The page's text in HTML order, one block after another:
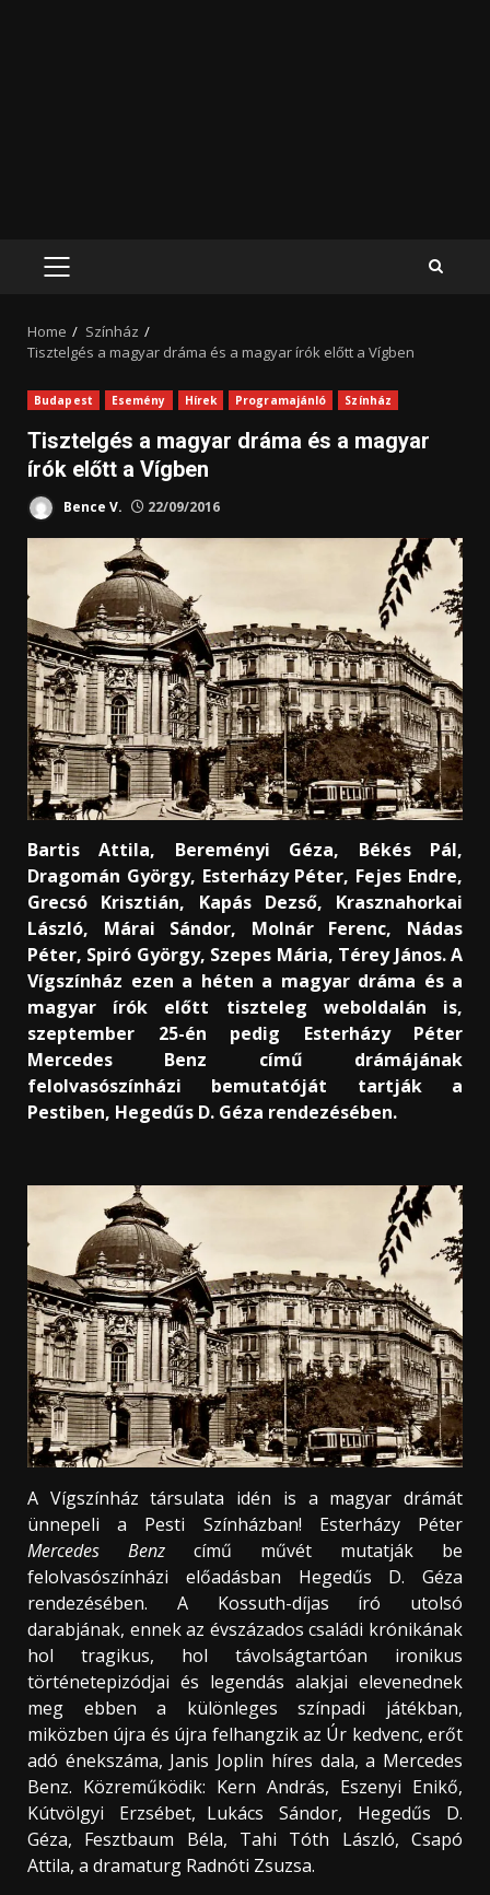
PRIMARY
Home
Színház
Tisztelgés a magyar dráma és a magyar írók előtt a Vígben
Budapest Esemény Hírek Programajánló Színház
Tisztelgés a magyar dráma és a magyar
írók előtt a Vígben
Bence V. 22/09/2016
Bartis Attila, Bereményi Géza, Békés Pál,
Dragomán György, Esterházy Péter, Fejes Endre,
Grecsó Krisztián, Kapás Dezső, Krasznahorkai
László, Márai Sándor, Molnár Ferenc, Nádas
Péter, Spiró György, Szepes Mária, Térey János. A
Vígszínház ezen a héten a magyar dráma és a
magyar írók előtt tiszteleg weboldalán is,
szeptember 25-én pedig Esterházy Péter
Mercedes Benz című drámájának
felolvasószínházi bemutatóját tartják a
Pestiben, Hegedűs D. Géza rendezésében.
A Vígszínház társulata idén is a magyar drámát
ünnepeli a Pesti Színházban! Esterházy Péter
Mercedes Benz című művét mutatják be
felolvasószínházi előadásban Hegedűs D. Géza
rendezésében. A Kossuth-díjas író utolsó
darabjának, ennek az évszázados családi krónikának
hol tragikus, hol távolságtartóan ironikus
történetepizódjai és legendás alakjai elevenednek
meg ebben a különleges színpadi játékban,
miközben újra és újra felhangzik az Úr kedvenc, erőt
adó énekszáma, Janis Joplin híres dala, a Mercedes
Benz. Közreműködik: Kern András, Eszenyi Enikő,
Kútvölgyi Erzsébet, Lukács Sándor, Hegedűs D.
Géza, Fesztbaum Béla, Tahi Tóth László, Csapó
Attila, a dramaturg Radnóti Zsuzsa.